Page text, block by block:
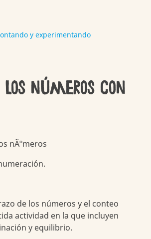
y experimentando
los números con
de los números y el conteo
actividad en la que incluyen
y equilibrio.